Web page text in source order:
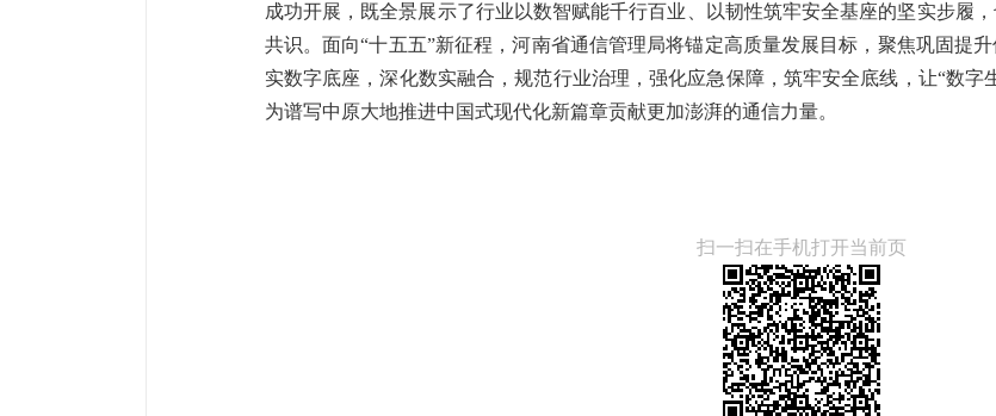
成功开展，既全景展示了行业以数智赋能千行百业、以韧性筑牢安全基座的坚实步履
共识。面向“十五五”新征程，河南省通信管理局将锚定高质量发展目标，聚焦巩固提
实数字底座，深化数实融合，规范行业治理，强化应急保障，筑牢安全底线，让“数字
为谱写中原大地推进中国式现代化新篇章贡献更加澎湃的通信力量。
扫一扫在手机打开当前页